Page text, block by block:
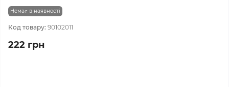
Немає в наявності
Код товару: 90102011
222 грн